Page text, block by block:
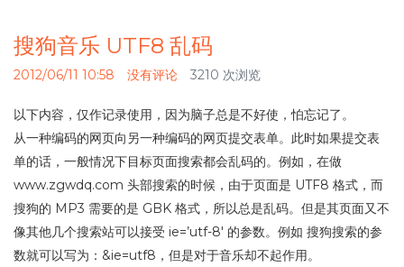
搜狗音乐 UTF8 乱码
2012/06/11 10:58 没有评论 3210 次浏览
以下内容，仅作记录使用，因为脑子总是不好使，怕忘记了。
从一种编码的网页向另一种编码的网页提交表单。此时如果提交表
单的话，一般情况下目标页面搜索都会乱码的。例如，在做
www.zgwdq.com 头部搜索的时候，由于页面是 UTF8 格式，而
搜狗的 MP3 需要的是 GBK 格式，所以总是乱码。但是其页面又不
像其他几个搜索站可以接受 ie=’utf-8′ 的参数。例如 搜狗搜索的参
数就可以写为：&ie=utf8，但是对于音乐却不起作用。